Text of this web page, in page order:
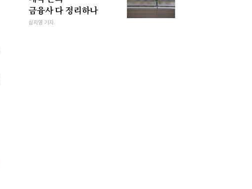
금융사 다 정리하나
심지영 기자